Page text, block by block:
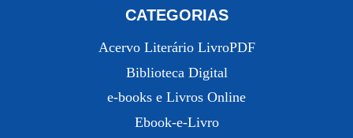
CATEGORIAS
Acervo Literário LivroPDF
Biblioteca Digital
e-books e Livros Online
Ebook-e-Livro